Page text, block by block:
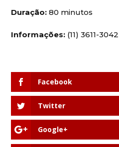
Duração: 80 minutos
Informações: (11) 3611-
Facebook
Twitter
Google+